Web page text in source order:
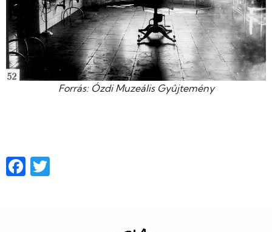
Forrás: Ózdi Muzeális Gyûjtemény
Facebook